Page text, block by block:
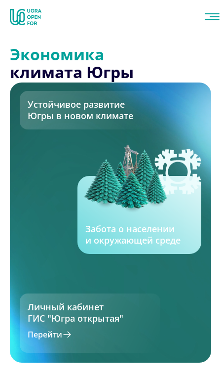
Экономика
климата Югры
Личный кабинет
ГИС "Югра открытая"
Перейти
Забота о населении
и окружающей среде
Устойчивое развитие
Югры в новом климате